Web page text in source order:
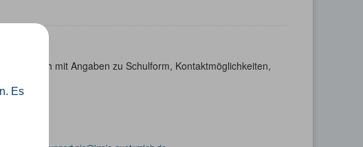
Es
Gütersloh mit Angaben zu Schulform, Kontaktmöglichkeiten,